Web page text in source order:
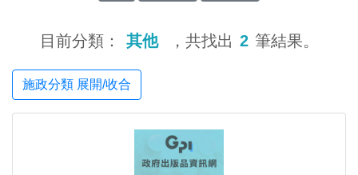
目前分類： 其他 ，共找出 2 筆結果。
施政分類 展開/收合